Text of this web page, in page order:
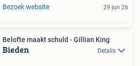
Bezoek website 29 jun 26
Belofte maakt schuld - Gillian King
Bieden Details